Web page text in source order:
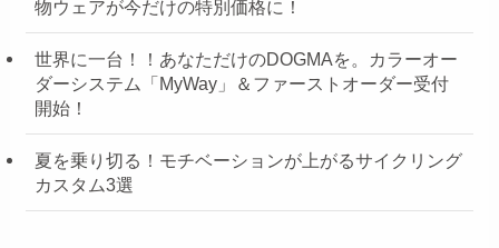
物ウェアが今だけの特別価格に！
世界に一台！！あなただけのDOGMAを。カラーオー
ダーシステム「MyWay」＆ファーストオーダー受付
開始！
夏を乗り切る！モチベーションが上がるサイクリング
カスタム3選